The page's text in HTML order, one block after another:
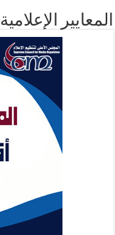
المعايير الإعلامية